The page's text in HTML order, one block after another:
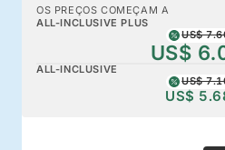
OS PREÇOS COMEÇAM A
ALL-INCLUSIVE PLUS
US$
US$
ALL-INCLUSIVE
US$
US$